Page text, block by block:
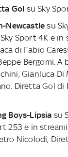
Gol su Sky
Newcastlesu
Sport 4K e in
di Fabio
Bergomi. A
Gianluca Di
Diretta Gol di
Boys-Lipsia su
253 e in
Nicolodi,